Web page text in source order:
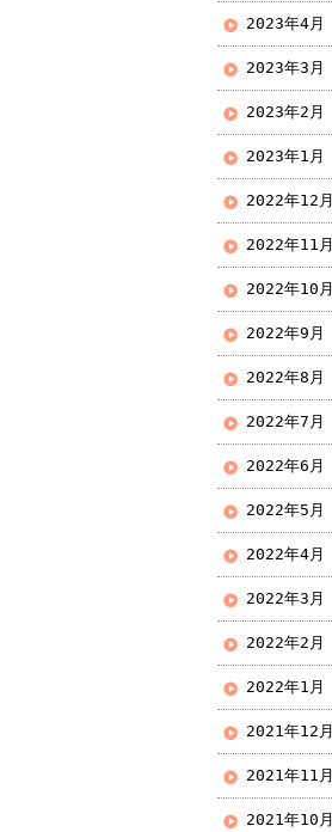
2023年4月
2023年3月
2023年2月
2023年1月
2022年12月
2022年11月
2022年10月
2022年9月
2022年8月
2022年7月
2022年6月
2022年5月
2022年4月
2022年3月
2022年2月
2022年1月
2021年12月
2021年11月
2021年10月